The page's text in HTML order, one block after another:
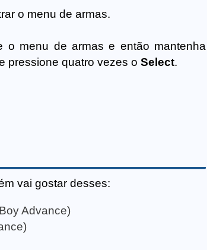
o menu de armas.
o menu de armas e então mantenha
pressione quatro vezes o Select.
vai gostar desses:
Advance)